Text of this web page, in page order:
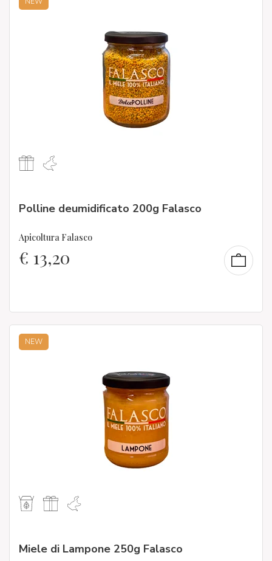
Polline deumidificato 200g Falasco
Apicoltura Falasco
€ 13,20
NEW
Miele di Lampone 250g Falasco